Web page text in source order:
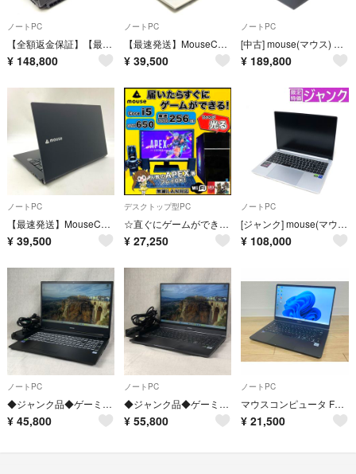
ノートPC
【全額返金保証】【最速発送】MouseComputer H5-TGLBBW11 11th Gen Core i7-11800H 2.30GHz 64GB SSD 2TB 美品 動作確認済
¥ 148,800
ノートPC
【最速発送】MouseComputer LBI711S1W116 i7-1165G7 16GB SSD 1TB【難有】
¥ 39,500
ノートPC
[中古] mouse(マウス) G-Tune E6-A7G70BK-A ゲーミングノートパソコン E6A7G70BKACCW102DEC e6a7g70bkaccw102dec [良い(B)]
¥ 189,800
ノートPC
【最速発送】MouseComputer MousePro MPro-NB420ZL 11th Gen Intel(R) Core(TM) i7-1165G7 @ 2.80GHz 40GB M.2 SSD 1TB 57.6%【難有】
¥ 39,500
デスクトップ型PC
☆直ぐにゲームができる☆ mouse ゲーミングPC 早い者勝ち！ 爆速SSD
¥ 27,250
ノートPC
[ジャンク] mouse(マウス) クリエイター向けノートパソコン DAIV Z6-I7G60SR-A Z6I7G60SRACCW101DEC z6i7g60sraccw101dec [難あり(D)]
¥ 108,000
ノートPC
◆ジャンク品◆ゲーミングPC MouseComputer G-Tune EGPN7975G165S5【i7-9750H・GTX1650・16GB・SSD512GB＋HDD1TB】/gb-junk-261438(040167)
¥ 45,800
ノートPC
◆ジャンク品◆ゲーミングPC MouseComputer G-Tune E5-144【i7-10875H・RTX2060・16GB・SSD512GB】★画面表示色異常 他 /gb-junk-261437(039955)
¥ 55,800
ノートPC
マウスコンピュータ FHD液晶 Core i5-10210U 8GB SSD
¥ 21,500